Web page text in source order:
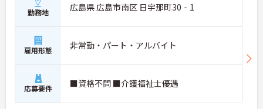
勤務地 広島県 広島市南区 日宇那町30‐1
雇用形態 非常勤・パート・アルバイト
応募要件 ■資格不問 ■介護福祉士優遇